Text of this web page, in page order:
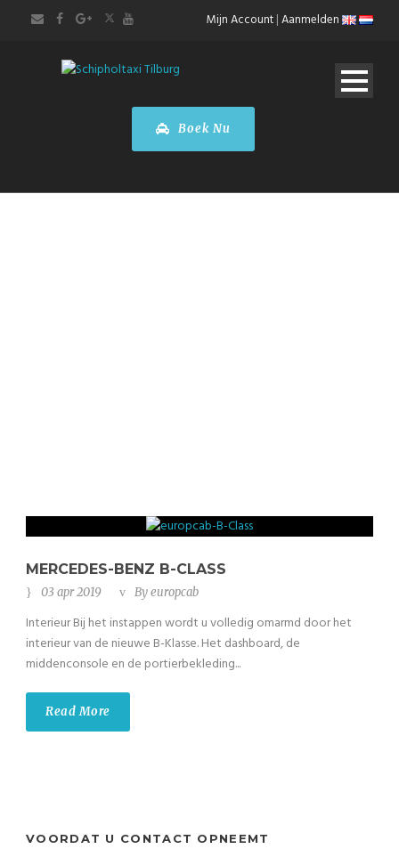
Mijn Account|Aanmelden
Boek Nu
MERCEDES-BENZ B-CLASS
03 apr 2019 Byeuropcab
Interieur Bij het instappen wordt u volledig omarmd door het
interieur van de nieuwe B-Klasse. Het dashboard, de
middenconsole en de portierbekleding...
Read More
VOORDAT U CONTACT OPNEEMT